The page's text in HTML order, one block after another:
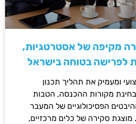
מקיפה של אסטרטגיות,
לפרישה בטוחה בישראל
ומעמיק את תהליך תכנון
מקורות ההכנסה, הטבות
הפסיכולוגיים של המעבר
סקירה של כלים מרכזיים,